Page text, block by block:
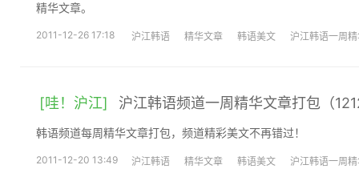
精华文章。
2011-12-26 17:18 沪江韩语 精华文章 韩语美文 沪江韩语一周
[哇！沪江] 沪江韩语频道一周精华文章打包（
韩语频道每周精华文章打包，频道精彩美文不再错过！
2011-12-20 13:49 沪江韩语 精华文章 韩语美文 沪江韩语一周